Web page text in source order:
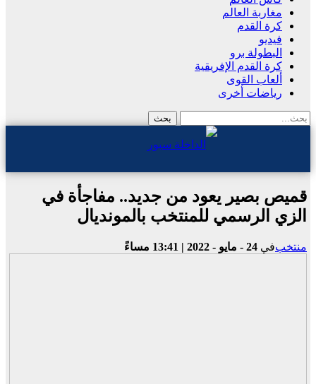
مغاربة العالم
كرة القدم
فيديو
البطولة برو
كرة القدم الإفريقية
ألعاب القوى
رياضات أخرى
قميص بصير يعود من جديد.. مفاجأة في
الزي الرسمي للمنتخب بالمونديال
منتخبفي 24 - مايو - 2022 | 13:41 مساءً